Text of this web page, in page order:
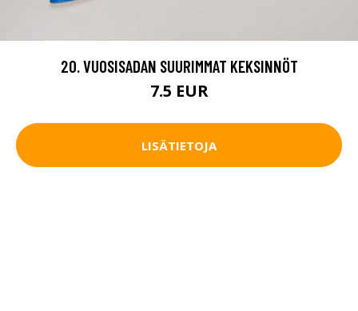
20. VUOSISADAN SUURIMMAT KEKSINNÖT
7.5 EUR
LISÄTIETOJA